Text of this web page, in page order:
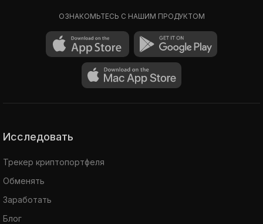
ОЗНАКОМЬТЕСЬ С НАШИМ ПРОДУКТОМ
Исследовать
Трекер криптопортфеля
Обменять
Заработать
Блог